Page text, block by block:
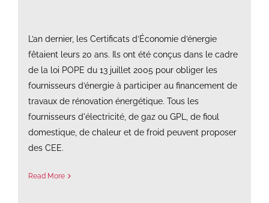
L’an dernier, les Certificats d’Économie d’énergie
fêtaient leurs 20 ans. Ils ont été conçus dans le cadre
de la loi POPE du 13 juillet 2005 pour obliger les
fournisseurs d’énergie à participer au financement de
travaux de rénovation énergétique. Tous les
fournisseurs d'électricité, de gaz ou GPL, de fioul
domestique, de chaleur et de froid peuvent proposer
des CEE.
Read More